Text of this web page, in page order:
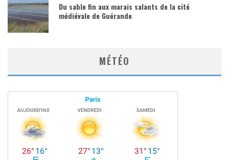
Du sable fin aux marais salants de la cité
médiévale de Guérande
MÉTÉO